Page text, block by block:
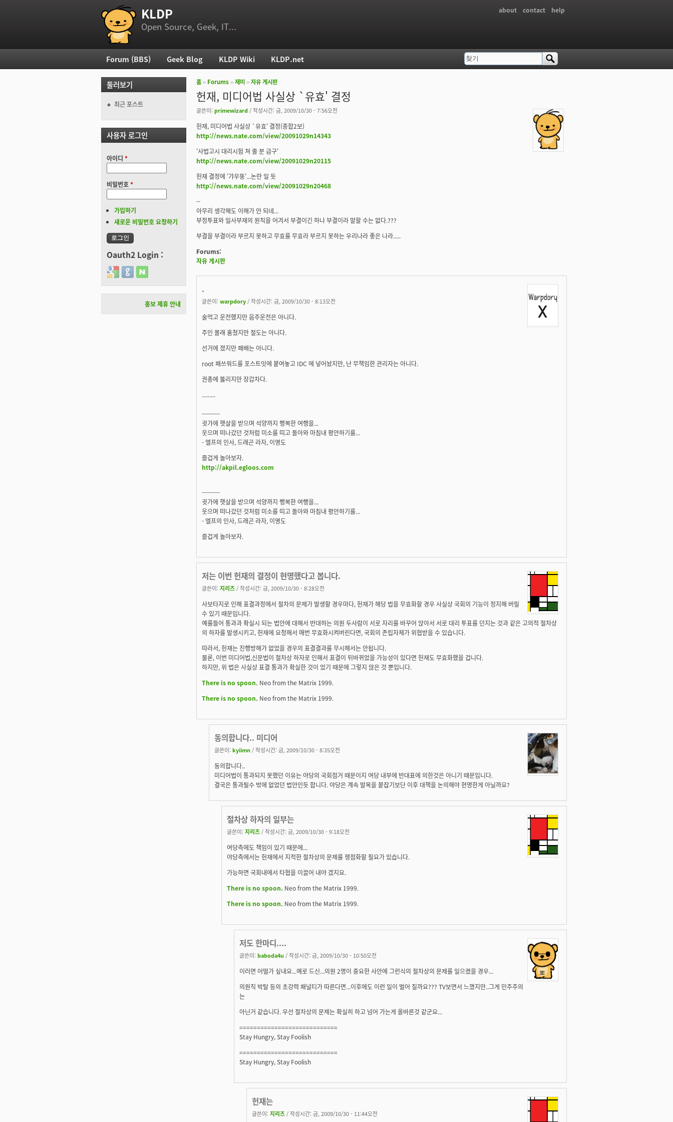
부 메뉴
about contact help
KLDP
Open Source, Geek, IT...
현재 위치
홈 ›› Forums ››재미 ››자유 게시판
헌재, 미디어법 사실상 `유효' 결정
글쓴이: primewizard / 작성시간: 금, 2009/10/30 - 7:56오전
헌재, 미디어법 사실상 `유효' 결정(종합2보)
http://news.nate.com/view/20091029n14343
'사법고시 대리시험 쳐 줄 분 급구'
http://news.nate.com/view/20091029n20115
헌재 결정에 '갸우뚱'...논란 일 듯
http://news.nate.com/view/20091029n20468
--
아무리 생각해도 이해가 안 되네...
부정투표와 일사부재의 원칙을 어겨서 부결이긴 하나 부결이라 말할 수는 없다.???
부결을 부결이라 부르지 못하고 무효를 무효라 부르지 못하는 우리나라 좋은 나라.....
Forums:
자유 게시판
.
글쓴이: warpdory / 작성시간: 금, 2009/10/30 - 8:13오전
술먹고 운전했지만 음주운전은 아니다.
주인 몰래 훔쳤지만 절도는 아니다.
선거에 졌지만 패배는 아니다.
root 패쓰워드를 포스트잇에 붙여놓고 IDC 에 넣어놨지만, 난 무책임한 관리자는 아니다.
권총에 뚫리지만 장갑차다.
.........
---------
귓가에 햇살을 받으며 석양까지 행복한 여행을...
웃으며 떠나갔던 것처럼 미소를 띠고 돌아와 마침내 평안하기를...
- 엘프의 인사, 드래곤 라자, 이영도
즐겁게 놀아보자.
http://akpil.egloos.com
---------
귓가에 햇살을 받으며 석양까지 행복한 여행을...
웃으며 떠나갔던 것처럼 미소를 띠고 돌아와 마침내 평안하기를...
- 엘프의 인사, 드래곤 라자, 이영도
즐겁게 놀아보자.
저는 이번 헌재의 결정이 현명했다고 봅니다.
글쓴이: 지리즈 / 작성시간: 금, 2009/10/30 - 8:28오전
사보타지로 인해 표결과정에서 절차의 문제가 발생할 경우마다, 헌재가 해당 법을 무효화할 경우 사실상 국회의 기능이 정지해 버릴
수 있기 때문입니다.
예를들어 통과과 확실시 되는 법안에 대해서 반대하는 의원 두사람이 서로 자리를 바꾸어 앉아서 서로 대리 투표를 던지는 것과 같은 고의적 절차상
의 하자를 발생시키고, 헌재에 요청해서 매번 무효화시켜버린다면, 국회의 존립자체가 위협받을 수 있습니다.
따라서, 헌재는 진행방해가 없었을 경우의 표결결과를 무시해서는 안됩니다.
물론, 이번 미디어법,신문법이 절차상 하자로 인해서 표결이 뒤바뀌었을 가능성이 있다면 헌재도 무효화했을 겁니다.
하지만, 위 법은 사실상 표결 통과가 확실한 것이 었기 때문에 그렇지 않은 것 뿐입니다.
There is no spoon. Neo from the Matrix 1999.
There is no spoon. Neo from the Matrix 1999.
동의합니다.. 미디어
글쓴이: kyiimn / 작성시간: 금, 2009/10/30 - 8:35오전
동의합니다..
미디어법이 통과되지 못했던 이유는 야당의 국회점거 때문이지 여당 내부에 반대표에 의한것은 아니기 때문입니다.
결국은 통과될수 밖에 없었던 법안인듯 합니다. 야당은 계속 발목을 붙잡기보단 이후 대책을 논의해야 현명한게 아닐까요?
절차상 하자의 일부는
글쓴이: 지리즈 / 작성시간: 금, 2009/10/30 - 9:18오전
여당측에도 책임이 있기 때문에...
야당측에서는 헌재에서 지적한 절차상의 문제를 쟁점화할 필요가 있습니다.
가능하면 국회내에서 타협을 이끌어 내야 겠지요.
There is no spoon. Neo from the Matrix 1999.
There is no spoon. Neo from the Matrix 1999.
저도 한마디....
글쓴이: baboda4u / 작성시간: 금, 2009/10/30 - 10:50오전
이러면 어떨가 싶내요...예로 드신...의원 2명이 중요한 사안에 그런식의 절차상의 문제를 일으켰을 경우...
의원직 박탈 등의 초강력 패널티가 따른다면...이후에도 이런 일이 벌어 질까요??? TV보면서 느꼈지만..그게 민주주의
는
아닌거 같습니다. 우선 절차상의 문제는 확실히 하고 넘어 가는게 올바른것 같군요...
============================
Stay Hungry, Stay Foolish
============================
Stay Hungry, Stay Foolish
헌재는
글쓴이: 지리즈 / 작성시간: 금, 2009/10/30 - 11:44오전
주 메뉴
Forum (BBS) Geek Blog KLDP Wiki KLDP.net 검색 폼
찾기
둘러보기
최근 포스트
사용자 로그인
아이디 *
비밀번호*
가입하기
새로운 비밀번호 요청하기
Oauth2 Login :
Login with Google
Login with GitHub
Login with Naver
홍보 제휴 안내